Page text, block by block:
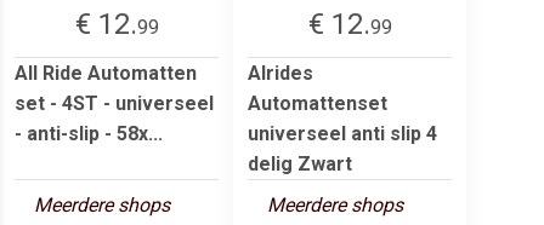
€ 12.99
All Ride Automatten
set - 4ST - universeel
- anti-slip - 58x...
Meerdere shops
€ 12.99
Alrides
Automattenset
universeel anti slip 4
delig Zwart
Meerdere shops